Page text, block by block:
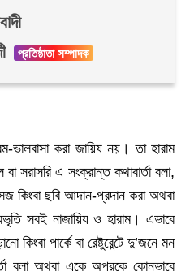
ভালবাসা করা জায়িয নয়। তা হারাম
সরাসরি এ সংক্রান্ত কথাবার্তা বলা,
কিংবা ছবি আদান-প্রদান করা অথবা
সবই নাজায়িয ও হারাম। এভাবে
কিংবা পার্কে বা রেষ্টুরেন্টে দু’জনে মন
বলা অথবা একে অপরকে কোনভাবে